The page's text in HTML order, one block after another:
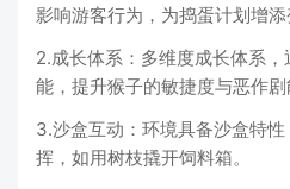
影响游客行为，为捣蛋计划增添
2.成长体系：多维度成长体系
能，提升猴子的敏捷度与恶作剧
3.沙盒互动：环境具备沙盒特
挥，如用树枝撬开饲料箱。